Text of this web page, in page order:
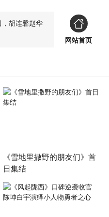
，胡连馨赵华
网站首页
《雪地里撒野的朋友们》首
日集结